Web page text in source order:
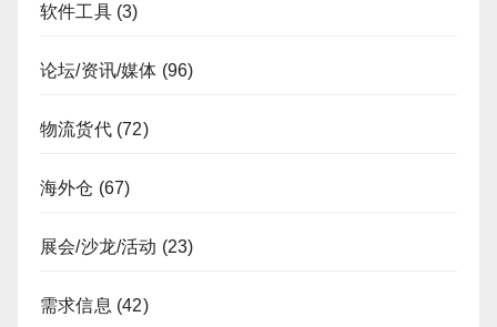
软件工具(3)
论坛/资讯/媒体 (96)
物流货代(72)
海外仓 (67)
展会/沙龙/活动 (23)
需求信息 (42)